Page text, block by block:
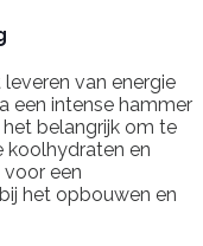
van energie
een intense hammer
het belangrijk om te
koolhydraten en
een
het opbouwen en